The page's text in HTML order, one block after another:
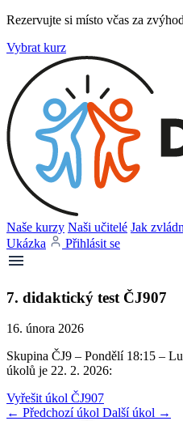
Rezervujte si místo včas za
Vybrat kurz
Naše kurzy Naši učitelé Jak
Ukázka
Přihlásit se
7. didaktický test ČJ907
16. února 2026
Skupina ČJ9 – Pondělí 18:15 –
úkolů je 22. 2. 2026:
Vyřešit úkol ČJ907
← Předchozí úkol Další úkol →